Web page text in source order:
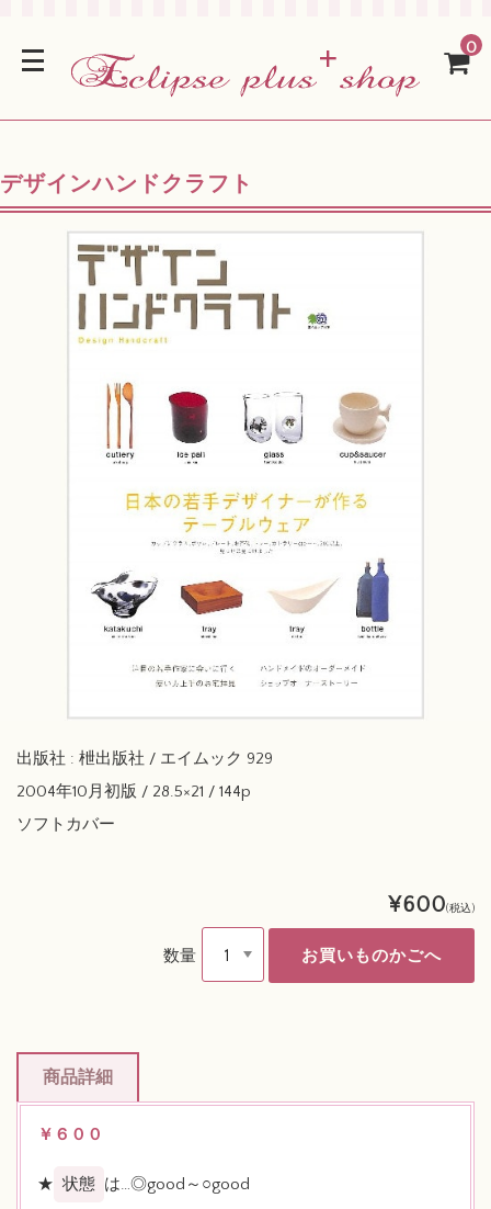
0
デザインハンドクラフト
出版社 : 枻出版社 / エイムック 929
2004年10月初版 / 28.5×21 / 144p
ソフトカバー
¥600(税込)
数量
商品詳細
￥６００
★ 状態 は…◎good～○good